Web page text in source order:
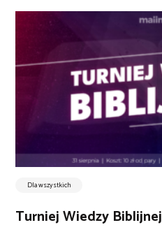
Dla wszystkich
Turniej Wiedzy Biblijnej